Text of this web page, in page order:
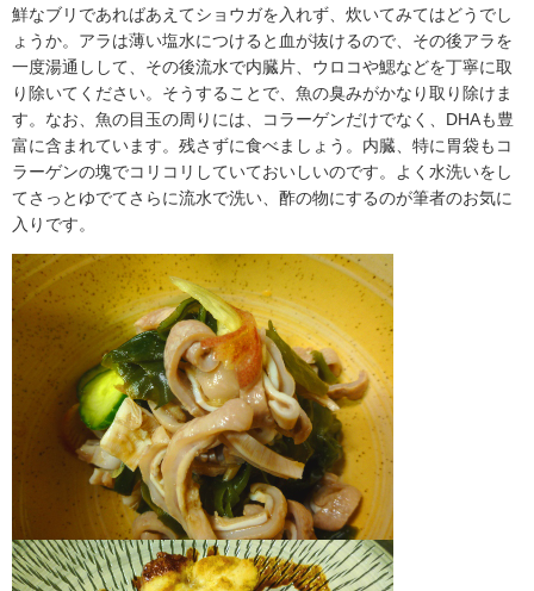
鮮なブリであればあえてショウガを入れず、炊いてみてはどうでし
ょうか。アラは薄い塩水につけると血が抜けるので、その後アラを
一度湯通しして、その後流水で内臓片、ウロコや鰓などを丁寧に取
り除いてください。そうすることで、魚の臭みがかなり取り除けま
す。なお、魚の目玉の周りには、コラーゲンだけでなく、DHAも豊
富に含まれています。残さずに食べましょう。内臓、特に胃袋もコ
ラーゲンの塊でコリコリしていておいしいのです。よく水洗いをし
てさっとゆでてさらに流水で洗い、酢の物にするのが筆者のお気に
入りです。